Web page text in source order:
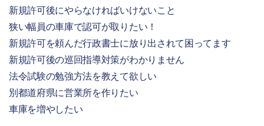
新規許可後にやらなければいけないこと
狭い幅員の車庫で認可が取りたい！
新規許可を頼んだ行政書士に放り出されて困ってます
新規許可後の巡回指導対策がわかりません
法令試験の勉強方法を教えて欲しい
別都道府県に営業所を作りたい
車庫を増やしたい